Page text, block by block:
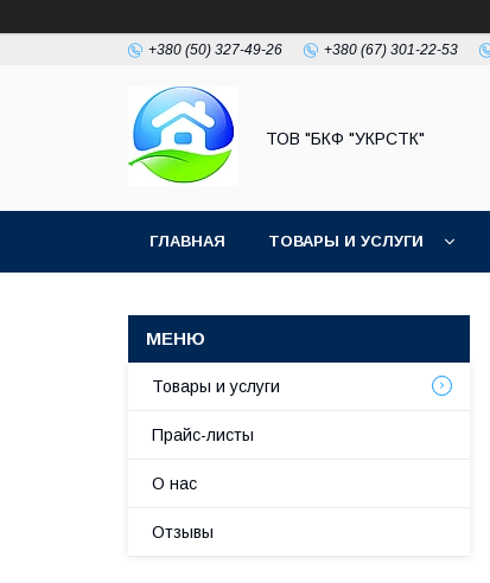
+380 (50) 327-49-26 +380 (67) 301-22-53
ТОВ "БКФ "УКРСТК"
ГЛАВНАЯ ТОВАРЫ И УСЛУГИ
Товары и услуги
Прайс-листы
О нас
Отзывы